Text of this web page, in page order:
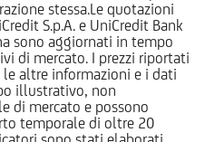
stessa.Le quotazioni
S.p.A. e UniCredit Bank
sono aggiornati in tempo
di mercato. I prezzi riportati
altre informazioni e i dati
illustrativo, non
di mercato e possono
temporale di oltre 20